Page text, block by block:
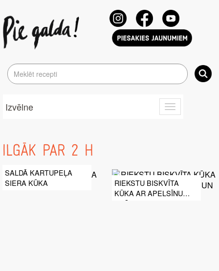
Toggle
navigation
Izvēlne
ILGĀK PAR 2 H
SALDĀ KARTUPEĻA
SIERA KŪKA
RIEKSTU BISKVĪTA
KŪKA AR APELSĪNU
KRĒMU UN MERINGU